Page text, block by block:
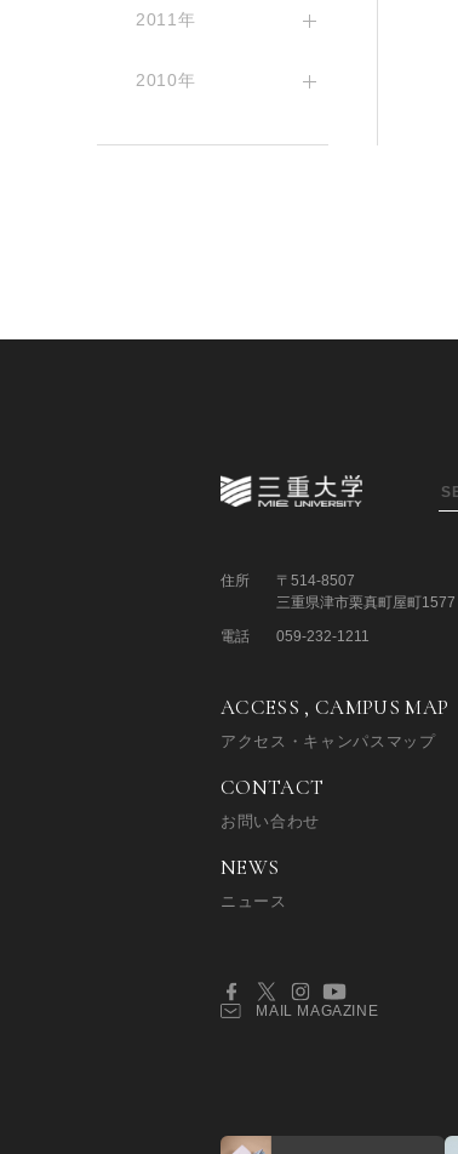
2011年
2010年
住所
〒514-8507
三重県津市栗真町屋町1577
電話
059-232-1211
ACCESS , CAMPUS MAP
アクセス・キャンパスマップ
CONTACT
お問い合わせ
NEWS
ニュース
MAIL MAGAZINE